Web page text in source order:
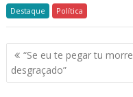
Destaque Política
Navegação
de
artigos
“Se eu te pegar tu morre
desgraçado”